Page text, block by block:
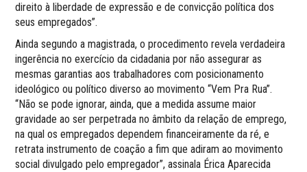
direito à liberdade de expressão e de convicção política dos
seus empregados”.
Ainda segundo a magistrada, o procedimento revela verdadeira
ingerência no exercício da cidadania por não assegurar as
mesmas garantias aos trabalhadores com posicionamento
ideológico ou político diverso ao movimento “Vem Pra Rua”.
“Não se pode ignorar, ainda, que a medida assume maior
gravidade ao ser perpetrada no âmbito da relação de emprego,
na qual os empregados dependem financeiramente da ré, e
retrata instrumento de coação a fim que adiram ao movimento
social divulgado pelo empregador”, assinala Érica Aparecida